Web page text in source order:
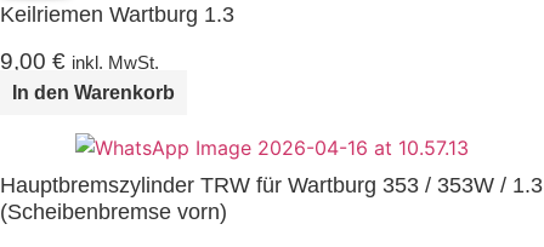
Keilriemen Wartburg 1.3
9,00 € inkl. MwSt.
In den Warenkorb
Hauptbremszylinder TRW für Wartburg 353 / 353W / 1.3
(Scheibenbremse vorn)